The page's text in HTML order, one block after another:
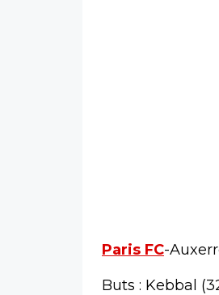
Paris FC-
Buts : Kebbal